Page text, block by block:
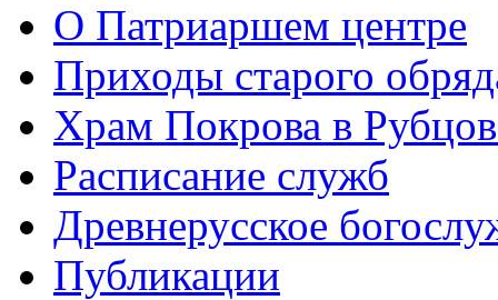
О Патриаршем центре
Приходы старого
Храм Покрова в
Расписание служб
Древнерусское
Публикации